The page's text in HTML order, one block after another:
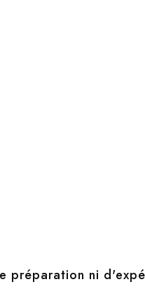
préparation ni